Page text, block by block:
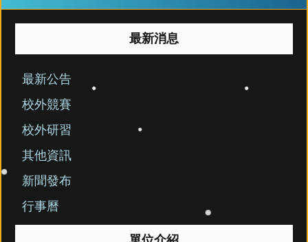
最新消息
最新公告
校外競賽
校外研習
其他資訊
新聞發布
行事曆